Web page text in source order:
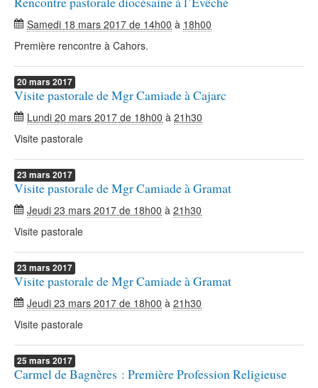
Samedi 18 mars 2017 de 14h00 à 18h00
Première rencontre à Cahors.
20 mars 2017
Visite pastorale de Mgr Camiade à Cajarc
Lundi 20 mars 2017 de 18h00 à 21h30
Visite pastorale
23 mars 2017
Visite pastorale de Mgr Camiade à Gramat
Jeudi 23 mars 2017 de 18h00 à 21h30
Visite pastorale
23 mars 2017
Visite pastorale de Mgr Camiade à Gramat
Jeudi 23 mars 2017 de 18h00 à 21h30
Visite pastorale
25 mars 2017
Carmel de Bagnères : Première Profession Religieuse